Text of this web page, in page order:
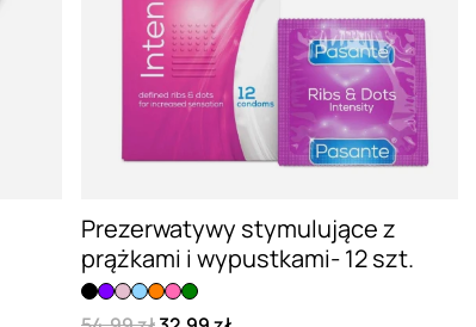
Prezerwatywy stymulujące z
prążkami i wypustkami- 12 szt.